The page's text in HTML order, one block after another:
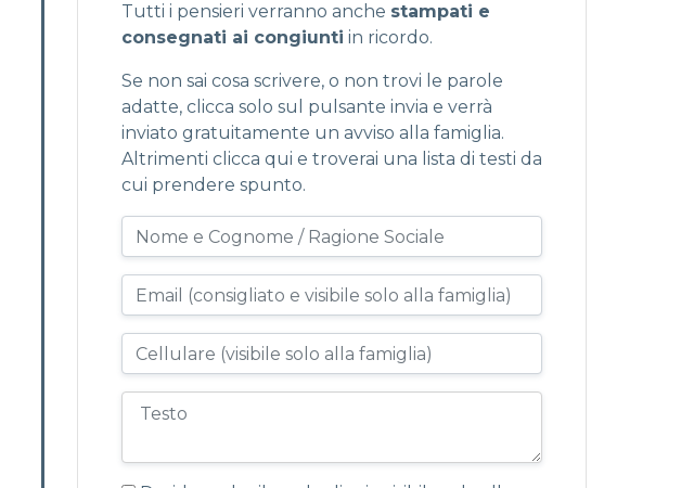
Tutti i pensieri verranno anche stampati e
consegnati ai congiunti in ricordo.
Se non sai cosa scrivere, o non trovi le parole
adatte, clicca solo sul pulsante invia e verrà
inviato gratuitamente un avviso alla famiglia.
Altrimenti clicca qui e troverai una lista di testi da
cui prendere spunto.